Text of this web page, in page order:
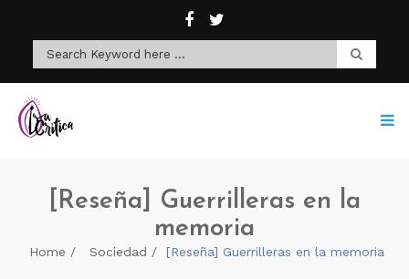
[Reseña] Guerrilleras en la
memoria
Home Sociedad [Reseña] Guerrilleras en la memoria